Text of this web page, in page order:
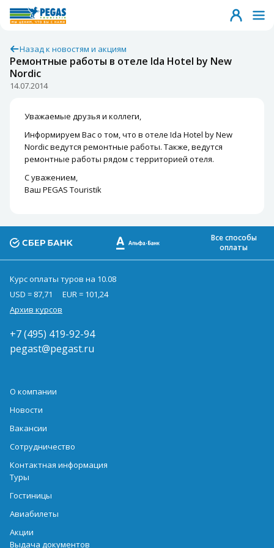
Назад к новостям и акциям
Ремонтные работы в отеле Ida Hotel by New
Nordic
14.07.2014
Уважаемые друзья и коллеги,
Информируем Вас о том, что в отеле Ida Hotel by New
Nordic ведутся ремонтные работы. Также, ведутся
ремонтные работы рядом с территорией отеля.
С уважением,
Ваш PEGAS Touristik
Все способы
оплаты
Курс оплаты туров на 10.08
USD = 87,71
EUR = 101,24
Архив курсов
+7 (495) 419-92-94
pegast@pegast.ru
О компании
Новости
Вакансии
Сотрудничество
Контактная информация
Туры
Гостиницы
Авиабилеты
Акции
Выдача документов